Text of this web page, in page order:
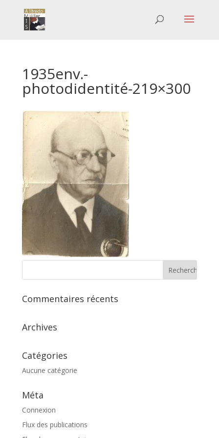
1935env.-
photodidentité-219×300
Commentaires récents
Archives
Catégories
Aucune catégorie
Méta
Connexion
Flux des publications